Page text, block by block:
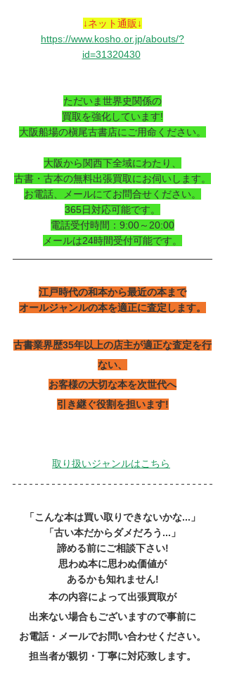
↓ネット通販↓
https://www.kosho.or.jp/abouts/?
id=31320430
ただいま世界史関係の
買取を強化しています!
大阪船場の槇尾古書店にご用命ください。
大阪から関西下全域にわたり、
古書・古本の無料出張買取にお伺いします。
お電話、メールにてお問合せください。
365日対応可能です。
電話受付時間：9:00～20:00
メールは24時間受付可能です。
江戸時代の和本から最近の本まで
オールジャンルの本を適正に査定します。
古書業界歴35年以上の店主が適正な査定を行
ない、
お客様の大切な本を次世代へ
引き継ぐ役割を担います!
取り扱いジャンルはこちら
「こんな本は買い取りできないかな...」
「古い本だからダメだろう...」
諦める前にご相談下さい!
思わぬ本に思わぬ価値が
あるかも知れません!
本の内容によって出張買取が
出来ない場合もございますので事前に
お電話・メールでお問い合わせください。
担当者が親切・丁寧に対応致します。